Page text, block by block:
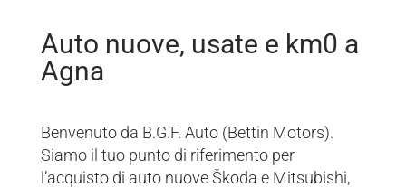
Auto nuove, usate e km0 a
Agna
Benvenuto da B.G.F. Auto (Bettin Motors).
Siamo il tuo punto di riferimento per
l’acquisto di auto nuove Škoda e Mitsubishi,